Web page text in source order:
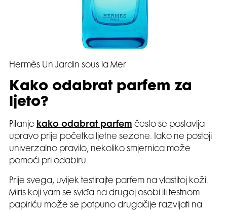
Hermès Un Jardin sous la Mer
Kako odabrat parfem za
ljeto?
Pitanje kako odabrat parfem često se postavlja
upravo prije početka ljetne sezone. Iako ne postoji
univerzalno pravilo, nekoliko smjernica može
pomoći pri odabiru.
Prije svega, uvijek testirajte parfem na vlastitoj koži.
Miris koji vam se sviđa na drugoj osobi ili testnom
papiriću može se potpuno drugačije razvijati na